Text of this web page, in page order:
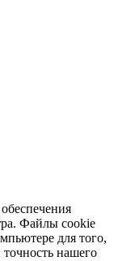
Файлы cookie
для того,
нашего